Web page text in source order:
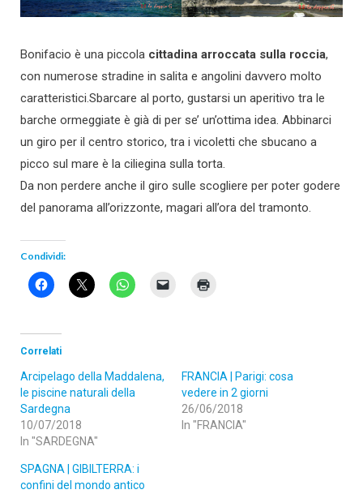
Bonifacio è una piccola cittadina arroccata sulla roccia,
con numerose stradine in salita e angolini davvero molto
caratteristici.Sbarcare al porto, gustarsi un aperitivo tra le
barche ormeggiate è già di per se’ un’ottima idea. Abbinarci
un giro per il centro storico, tra i vicoletti che sbucano a
picco sul mare è la ciliegina sulla torta.
Da non perdere anche il giro sulle scogliere per poter godere
del panorama all’orizzonte, magari all’ora del tramonto.
Condividi:
Correlati
Arcipelago della Maddalena,
le piscine naturali della
Sardegna
10/07/2018
In "SARDEGNA"
FRANCIA | Parigi: cosa
vedere in 2 giorni
26/06/2018
In "FRANCIA"
SPAGNA | GIBILTERRA: i
confini del mondo antico